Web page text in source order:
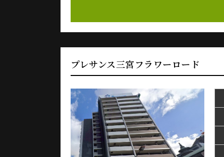
プレサンス三宮フラワーロード